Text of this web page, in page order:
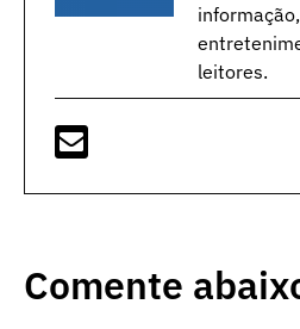
leitores.
Comente